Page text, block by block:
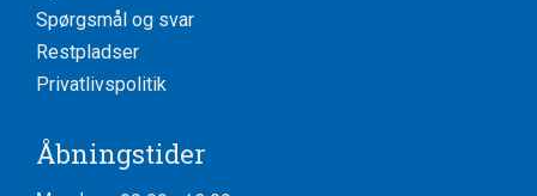
Spørgsmål og svar
Restpladser
Privatlivspolitik
Åbningstider